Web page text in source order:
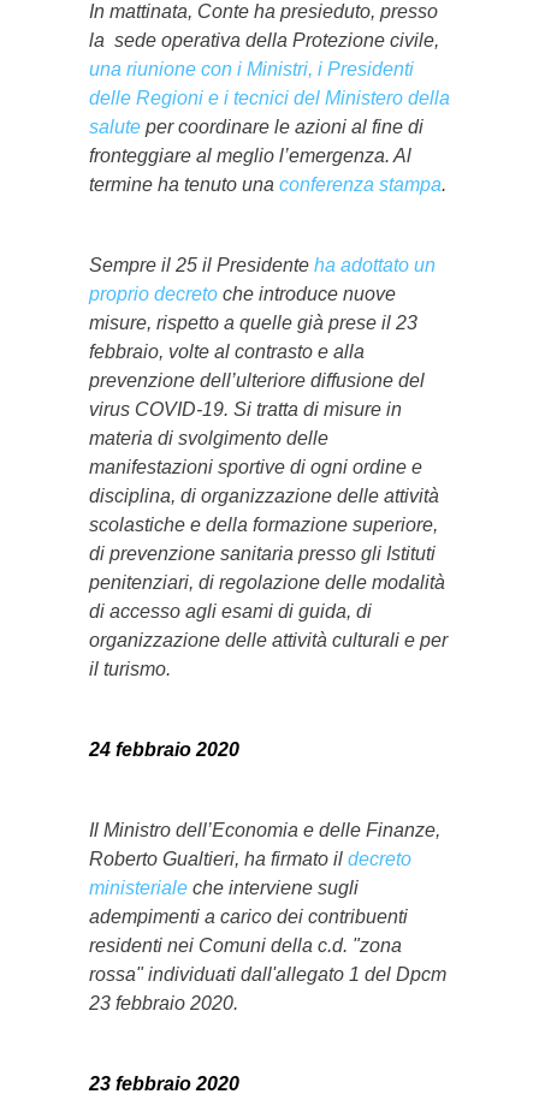
In mattinata, Conte ha presieduto, presso
la sede operativa della Protezione civile,
una riunione con i Ministri, i Presidenti
delle Regioni e i tecnici del Ministero della
salute per coordinare le azioni al fine di
fronteggiare al meglio l’emergenza. Al
termine ha tenuto una conferenza stampa.
Sempre il 25 il Presidente ha adottato un
proprio decreto che introduce nuove
misure, rispetto a quelle già prese il 23
febbraio, volte al contrasto e alla
prevenzione dell’ulteriore diffusione del
virus COVID-19. Si tratta di misure in
materia di svolgimento delle
manifestazioni sportive di ogni ordine e
disciplina, di organizzazione delle attività
scolastiche e della formazione superiore,
di prevenzione sanitaria presso gli Istituti
penitenziari, di regolazione delle modalità
di accesso agli esami di guida, di
organizzazione delle attività culturali e per
il turismo.
24 febbraio 2020
Il Ministro dell’Economia e delle Finanze,
Roberto Gualtieri, ha firmato il decreto
ministeriale che interviene sugli
adempimenti a carico dei contribuenti
residenti nei Comuni della c.d. "zona
rossa" individuati dall'allegato 1 del Dpcm
23 febbraio 2020.
23 febbraio 2020